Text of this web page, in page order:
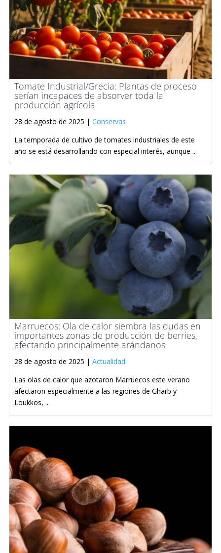
Tomate Industrial/Grecia: Plantas de proceso
serían incapaces de absorver toda la
producción agrícola
28 de agosto de 2025 | Conservas
La temporada de cultivo de tomates industriales de este
año se está desarrollando con especial interés, aunque ...
Marruecos: Ola de calor siembra las dudas en
importantes zonas de producción de berries,
afectando principalmente arándanos
28 de agosto de 2025 | Actualidad
Las olas de calor que azotaron Marruecos este verano
afectaron especialmente a las regiones de Gharb y
Loukkos, ...